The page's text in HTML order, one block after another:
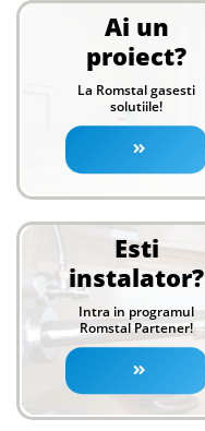
Ai un
proiect?
La Romstal gasesti
solutiile!
Esti
instalator?
Intra in programul
Romstal Partener!